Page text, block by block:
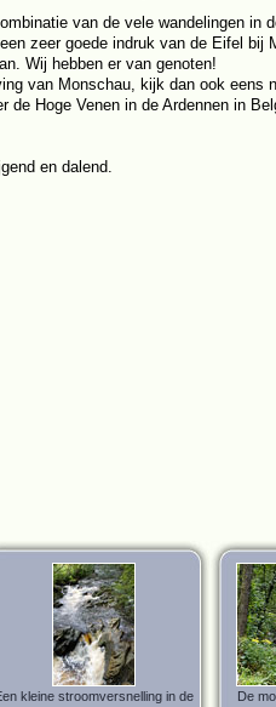
van de vele wandelingen in
zeer goede indruk van de Eifel
Wij hebben er van genoten!
van Monschau, kijk dan ook eens
de Hoge Venen in de Ardennen in
en dalend.
kleine stroomversnelling in de
De